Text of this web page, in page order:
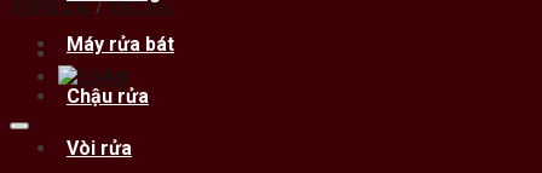
Máy rửa bát
Chậu rửa
Vòi rửa
Trang chủ / Hút mùi